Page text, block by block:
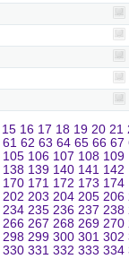
15 16 17 18 19 20 21
61 62 63 64 65 66 67
105 106 107 108 109
138 139 140 141 142
170 171 172 173 174
202 203 204 205 206
234 235 236 237 238
266 267 268 269 270
298 299 300 301 302
330 331 332 333 334